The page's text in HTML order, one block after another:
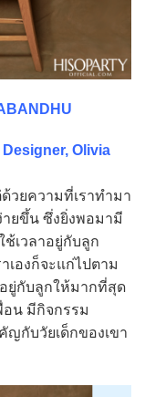
Olivia
วยความที่เราทำมา
ายขึ้น ซึ่งยิ่งพอมามี
ช้เวลาอยู่กับลูก
เองก็จะแก่ไปตาม
อยู่กับลูกให้มากที่สุด
อน มีกิจกรรม
ญกับวัยเด็กของเขา